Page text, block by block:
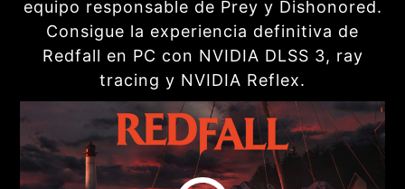
equipo responsable de Prey y Dishonored.
Consigue la experiencia definitiva de
Redfall en PC con NVIDIA DLSS 3, ray
tracing y NVIDIA Reflex.